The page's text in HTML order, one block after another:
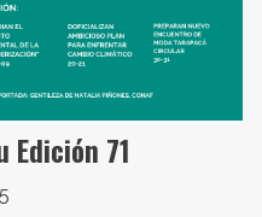
Edición 71